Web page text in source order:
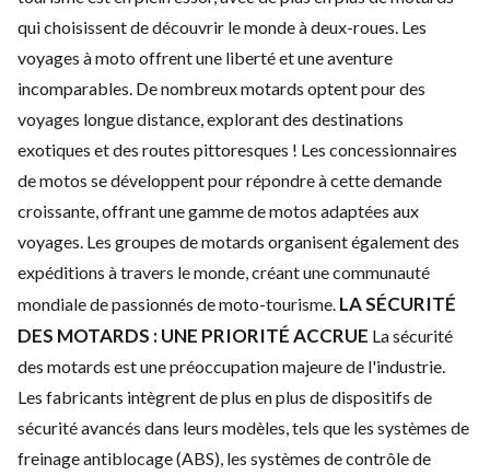
qui choisissent de découvrir le monde à deux-roues. Les
voyages à moto offrent une liberté et une aventure
incomparables. De nombreux motards optent pour des
voyages longue distance, explorant des destinations
exotiques et des routes pittoresques ! Les concessionnaires
de motos se développent pour répondre à cette demande
croissante, offrant une gamme de motos adaptées aux
voyages. Les groupes de motards organisent également des
expéditions à travers le monde, créant une communauté
mondiale de passionnés de moto-tourisme. LA SÉCURITÉ
DES MOTARDS : UNE PRIORITÉ ACCRUE La sécurité
des motards est une préoccupation majeure de l'industrie.
Les fabricants intègrent de plus en plus de dispositifs de
sécurité avancés dans leurs modèles, tels que les systèmes de
freinage antiblocage (ABS), les systèmes de contrôle de